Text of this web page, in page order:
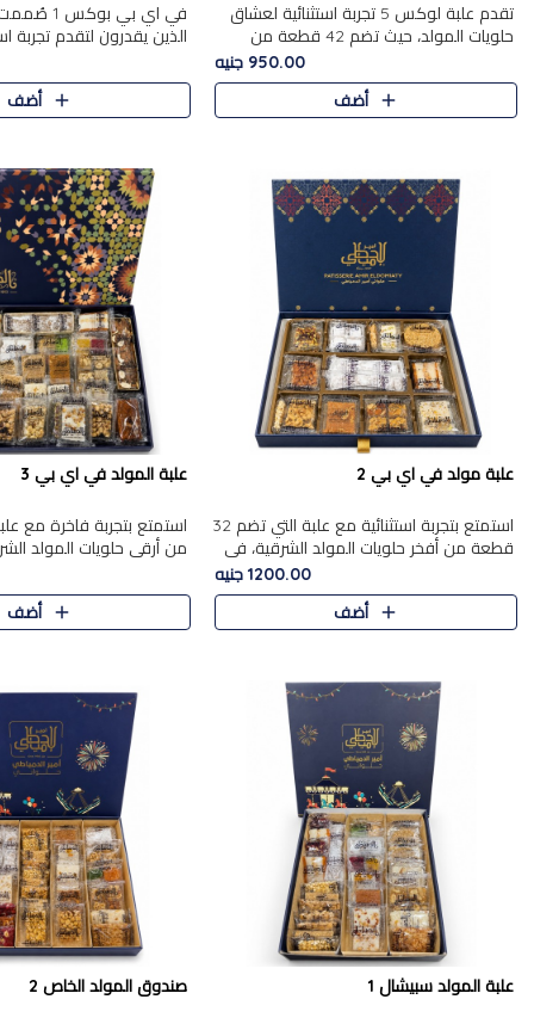
تقدم علبة لوكس 5 تجربة استثنائية لعشاق
حلويات المولد، حيث تضم 42 قطعة من
تشكيلة فاخرة تجمع بين أشهر الأصناف
التقليدية وأصناف مميزة مختارة بع..
950.00 جنيه
أضف
في اي بي
الذين يقدرون لتقدم تجربة
تجمع بين أفخر حلويات
تشكيلة مختارة من الأصناف
أضف
علبة مولد في اي بي 2
استمتع بتجربة استثنائية مع علبة التي تضم 32
قطعة من أفخر حلويات المولد الشرقية، في
تشكيلة تجمع بين الأصالة والاختيارات الفاخرة.
تحتوي العلبة..
1200.00 جنيه
أضف
علبة المولد في اي بي 3
من أرقى حلويات المولد
تجمع بين الأصناف
والاختيارات الغنية بالم..
أضف
علبة المولد سبيشال 1 صندوق المولد الخاص 2